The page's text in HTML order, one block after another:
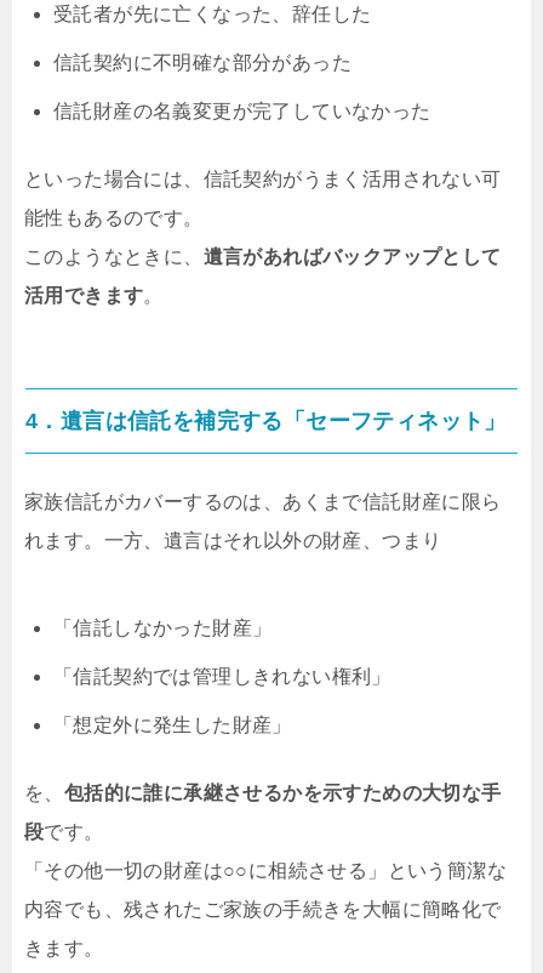
受託者が先に亡くなった、辞任した
信託契約に不明確な部分があった
信託財産の名義変更が完了していなかった
といった場合には、信託契約がうまく活用されない可
能性もあるのです。
このようなときに、 遺言があればバックアップとして
活用できます。
4．遺言は信託を補完する「セーフティネット」
家族信託がカバーするのは、あくまで信託財産に限ら
れます。一方、遺言はそれ以外の財産、つまり
「信託しなかった財産」
「信託契約では管理しきれない権利」
「想定外に発生した財産」
を、 包括的に誰に承継させるかを示すための大切な手
段です。
「その他一切の財産は○○に相続させる」という簡潔な
内容でも、残されたご家族の手続きを大幅に簡略化で
きます。